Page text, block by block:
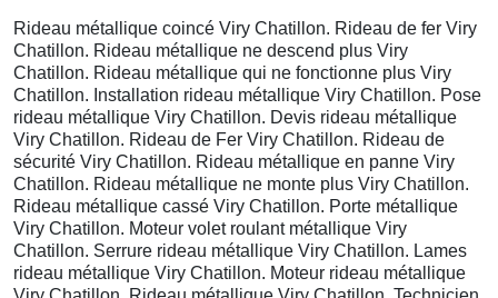
Rideau métallique coincé Viry Chatillon. Rideau de fer Viry
Chatillon. Rideau métallique ne descend plus Viry
Chatillon. Rideau métallique qui ne fonctionne plus Viry
Chatillon. Installation rideau métallique Viry Chatillon. Pose
rideau métallique Viry Chatillon. Devis rideau métallique
Viry Chatillon. Rideau de Fer Viry Chatillon. Rideau de
sécurité Viry Chatillon. Rideau métallique en panne Viry
Chatillon. Rideau métallique ne monte plus Viry Chatillon.
Rideau métallique cassé Viry Chatillon. Porte métallique
Viry Chatillon. Moteur volet roulant métallique Viry
Chatillon. Serrure rideau métallique Viry Chatillon. Lames
rideau métallique Viry Chatillon. Moteur rideau métallique